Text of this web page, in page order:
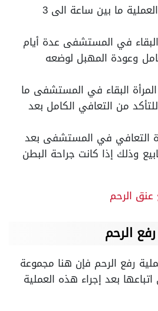
في الغالب تكون العملية ما بين ساعة الى 3
البقاء في المستشفى عدة أيام
وعودة المهبل لوضعه
البقاء في المستشفى ما
5 أيام للتأكد من التعافي الكامل بعد
التعافي في المستشفى بعد
إلى 8 أسابيع وذلك إذا كانت جراحة البطن
الرحم
الرحم
رفع الرحم فإن هنا مجموعة
بعد إجراء هذه العملية